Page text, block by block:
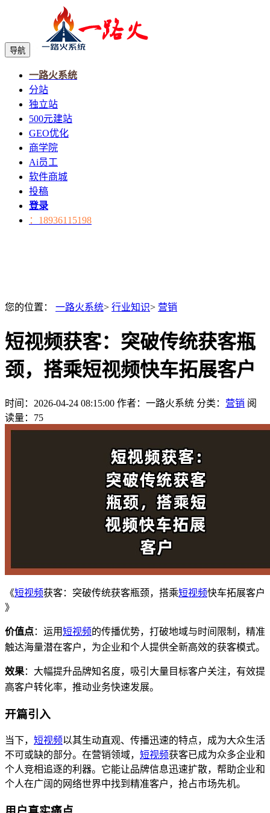
导航
一路火系统
分站
独立站
500元建站
GEO优化
商学院
Ai员工
软件商城
投稿
登录
：18936115198
您的位置： 一路火系统> 行业知识> 营销
短视频获客：突破传统获客瓶
颈，搭乘短视频快车拓展客户
时间： 2026-04-24 08:15:00 作者：一路火系统 分类： 营销 阅
读量：75
《短视频获客：突破传统获客瓶颈，搭乘短视频快车拓展客户
》
价值点：运用短视频的传播优势，打破地域与时间限制，精准
触达海量潜在客户，为企业和个人提供全新高效的获客模式。
效果：大幅提升品牌知名度，吸引大量目标客户关注，有效提
高客户转化率，推动业务快速发展。
开篇引入
当下， 短视频以其生动直观、传播迅速的特点，成为大众生活
不可或缺的部分。在营销领域， 短视频获客已成为众多企业和
个人竞相追逐的利器。它能让品牌信息迅速扩散，帮助企业和
个人在广阔的网络世界中找到精准客户，抢占市场先机。